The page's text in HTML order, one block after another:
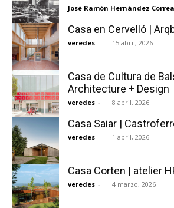
José Ramón Hernández Correa
Casa en Cervelló |
veredes - 15 abril, 2026
Casa de Cultura de
Architecture + Design
veredes - 8 abril, 2026
Casa Saiar |
veredes - 1 abril, 2026
Casa Corten | atelier
veredes - 4 marzo, 2026